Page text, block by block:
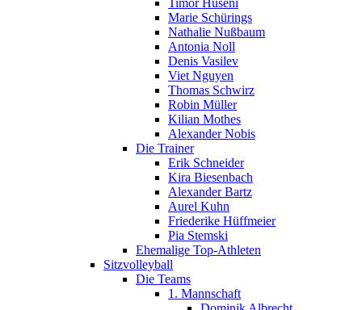
Marie Schürings
Nathalie Nußbaum
Antonia Noll
Denis Vasilev
Viet Nguyen
Thomas Schwirz
Robin Müller
Kilian Mothes
Alexander Nobis
Die Trainer
Erik Schneider
Kira Biesenbach
Alexander Bartz
Aurel Kuhn
Friederike Hüffmeier
Pia Stemski
Ehemalige Top-Athleten
Sitzvolleyball
Die Teams
1. Mannschaft